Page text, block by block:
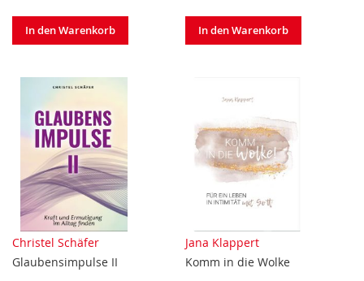
In den Warenkorb In den Warenkorb
Christel Schäfer
Glaubensimpulse II
Jana Klappert
Komm in die Wolke